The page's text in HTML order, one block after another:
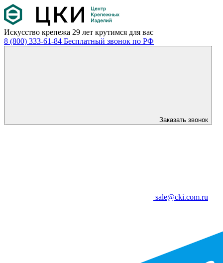
Искусство крепежа 29 лет крутимся для вас
8 (800) 333-61-84 Бесплатный звонок по РФ
Заказать звонок
sale@cki.com.ru